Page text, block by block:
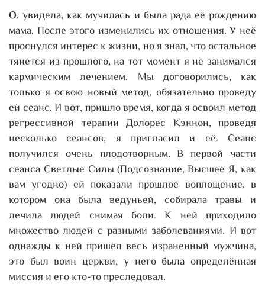
О. увидела, как мучилась и была рада её рождению
мама. После этого изменились их отношения. У неё
проснулся интерес к жизни, но я знал, что остальное
тянется из прошлого, на тот момент я не занимался
кармическим лечением. Мы договорились, как
только я освою новый метод, обязательно проведу
ей сеанс. И вот, пришло время, когда я освоил метод
регрессивной терапии Долорес Кэннон, проведя
несколько сеансов, я пригласил и её. Сеанс
получился очень плодотворным. В первой части
сеанса Светлые Силы (Подсознание, Высшее Я, как
вам угодно) ей показали прошлое воплощение, в
котором она была ведуньей, собирала травы и
лечила людей снимая боли. К ней приходило
множество людей с разными заболеваниями. И вот
однажды к ней пришёл весь израненный мужчина,
это был воин церкви, у него была определённая
миссия и его кто-то преследовал.